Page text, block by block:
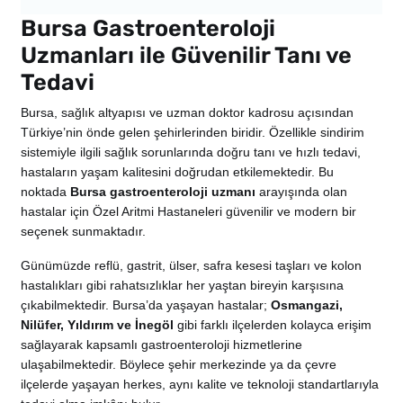
Bursa Gastroenteroloji
Uzmanları ile Güvenilir Tanı ve
Tedavi
Bursa, sağlık altyapısı ve uzman doktor kadrosu açısından
Türkiye’nin önde gelen şehirlerinden biridir. Özellikle sindirim
sistemiyle ilgili sağlık sorunlarında doğru tanı ve hızlı tedavi,
hastaların yaşam kalitesini doğrudan etkilemektedir. Bu
noktada Bursa gastroenteroloji uzmanı arayışında olan
hastalar için Özel Aritmi Hastaneleri güvenilir ve modern bir
seçenek sunmaktadır.
Günümüzde reflü, gastrit, ülser, safra kesesi taşları ve kolon
hastalıkları gibi rahatsızlıklar her yaştan bireyin karşısına
çıkabilmektedir. Bursa’da yaşayan hastalar;Osmangazi,
Nilüfer, Yıldırım ve İnegöl gibi farklı ilçelerden kolayca erişim
sağlayarak kapsamlı gastroenteroloji hizmetlerine
ulaşabilmektedir. Böylece şehir merkezinde ya da çevre
ilçelerde yaşayan herkes, aynı kalite ve teknoloji standartlarıyla